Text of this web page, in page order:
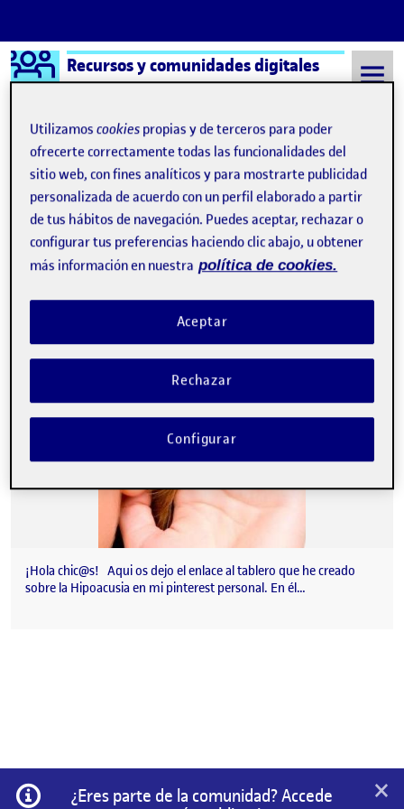
Saltar al contenido
Logo Ágora
Recursos y comunidades digitales
Semestre 20211 - Aula 1 Beatriz García Barbadillo
Beatriz García Barbadillo
La Hipoacusia
Publicado por
Beatriz García Barbadillo
Fecha de publicación
-comentario
¡Hola chic@s! Aqui os dejo el enlace al tablero que he creado
sobre la Hipoacusia en mi pinterest personal. En él…
Información
¿Eres parte de la comunidad? Accede
×
Utilizamoscookies propias y de terceros para poder
ofrecerte correctamente todas las funcionalidades del
sitio web, con fines analíticos y para mostrarte publicidad
personalizada de acuerdo con un perfil elaborado a partir
de tus hábitos de navegación. Puedes aceptar, rechazar o
configurar tus preferencias haciendo clic abajo, u obtener
más información en nuestra política de cookies.
Rechazar
Aceptar
Configurar